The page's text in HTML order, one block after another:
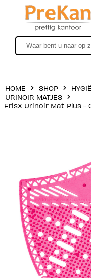
HOME SHOP
URINOIR MATJES
FrisX Urinoir Mat Plus -